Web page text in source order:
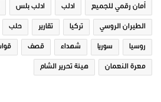
أمان رقمي للجميع ادلب ادلب بلس
الطيران الروسي تركيا تقارير حلب
روسيا سوريا شهداء قصف
معرة النعمان هيئة تحرير الشام